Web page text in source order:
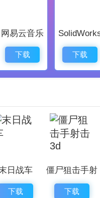
斗场景设计精美，绝对
一次射击都充满冲击
由组合战斗装备，增
战斗过程变得精彩纷
网易云音乐
下载 下载
日战车
下载
僵尸狙击手射
击3d
下载